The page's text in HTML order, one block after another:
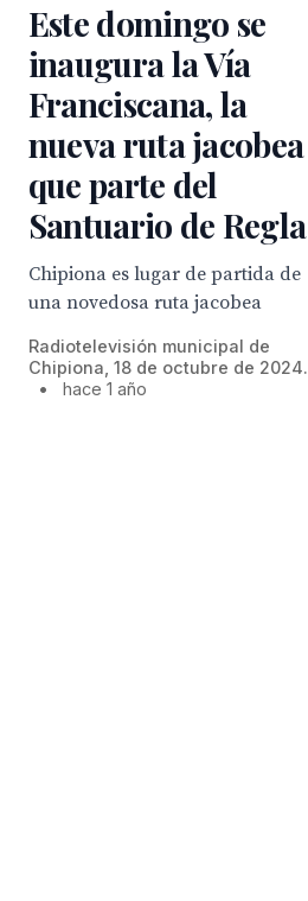
Este domingo se
inaugura la Vía
Franciscana, la
nueva ruta jacobea
que parte del
Santuario de Regla
Chipiona es lugar de partida de
una novedosa ruta jacobea
Radiotelevisión municipal de
Chipiona, 18 de octubre de 2024.
•
hace 1 año